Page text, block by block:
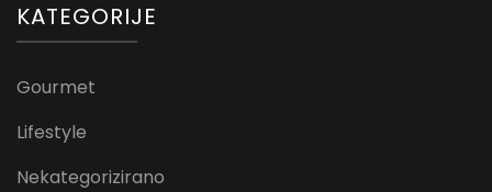
KATEGORIJE
Gourmet
Lifestyle
Nekategorizirano